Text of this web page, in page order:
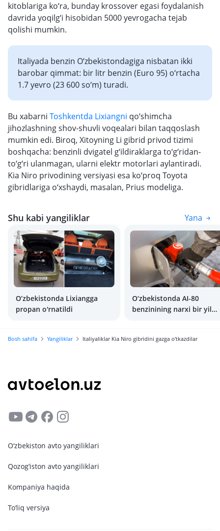
kitoblariga ko‘ra, bunday krossover egasi foydalanish
davrida yoqilg‘i hisobidan 5000 yevrogacha tejab
qolishi mumkin.
Italiyada benzin O‘zbekistondagiga nisbatan ikki
barobar qimmat: bir litr benzin (Euro 95) o‘rtacha
1.7 yevro (23 600 so‘m) turadi.
Bu xabarni Toshkentda Lixiangni qo‘shimcha
jihozlashning shov-shuvli voqealari bilan taqqoslash
mumkin edi. Biroq, Xitoyning Li gibrid privod tizimi
boshqacha: benzinli dvigatel g‘ildiraklarga to‘g‘ridan-
to‘g‘ri ulanmagan, ularni elektr motorlari aylantiradi.
Kia Niro privodining versiyasi esa ko‘proq Toyota
gibridlariga o‘xshaydi, masalan, Prius modeliga.
Shu kabi yangiliklar Yana
O’zbekistonda Lixiangga
propan o'rnatildi
O‘zbekistonda AI-80
benzinining narxi bir yil
Bosh sahifa Yangiliklar Italiyaliklar Kia Niro gibridini gazga o‘tkazdilar
O‘zbekiston avto yangiliklari
Qozog‘iston avto yangiliklari
Kompaniya haqida
To‘liq versiya